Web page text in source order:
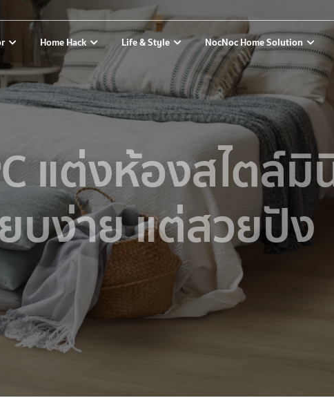
Home Hack Life & Style NocNoc Home Solution
แต่งห้องสไตล์มิ
บง่าย แต่สวยปัง